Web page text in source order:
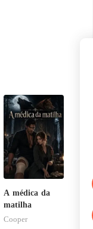
A médica da
matilha
Cooper